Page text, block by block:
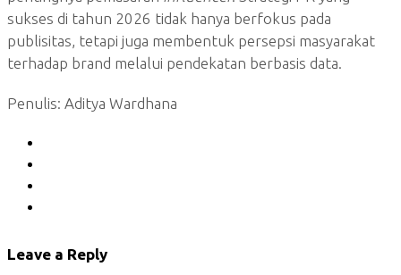
sukses di tahun 2026 tidak hanya berfokus pada
publisitas, tetapi juga membentuk persepsi masyarakat
terhadap brand melalui pendekatan berbasis data.
Penulis: Aditya Wardhana
Leave a Reply